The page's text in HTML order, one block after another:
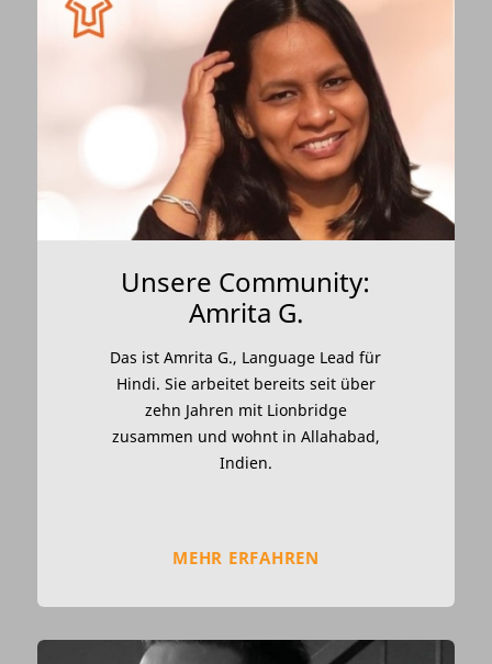
Unsere Community:
Amrita G.
Das ist Amrita G., Language Lead für
Hindi. Sie arbeitet bereits seit über
zehn Jahren mit Lionbridge
zusammen und wohnt in Allahabad,
Indien.
MEHR ERFAHREN